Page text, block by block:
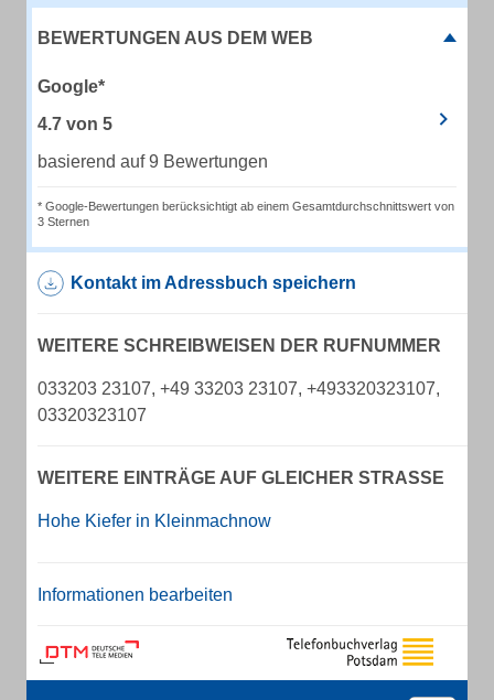
BEWERTUNGEN AUS DEM WEB
Google*
4.7 von 5
basierend auf 9 Bewertungen
* Google-Bewertungen berücksichtigt ab einem Gesamtdurchschnittswert von
3 Sternen
Kontakt im Adressbuch speichern
WEITERE SCHREIBWEISEN DER RUFNUMMER
033203 23107, +49 33203 23107, +493320323107,
03320323107
WEITERE EINTRÄGE AUF GLEICHER STRASSE
Hohe Kiefer in Kleinmachnow
Informationen bearbeiten